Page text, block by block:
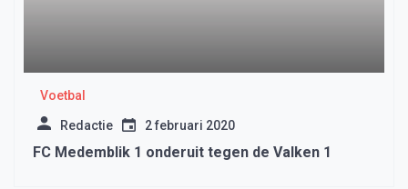
Voetbal
Redactie 2 februari 2020
FC Medemblik 1 onderuit tegen de Valken 1